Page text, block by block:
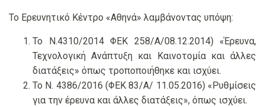
Το Ερευνητικό Κέντρο «Αθηνά» λαμβάνοντας υπόψη:
Το Ν.4310/2014 ΦΕΚ 258/Α/08.12.2014) «Έρευνα,
Τεχνολογική Ανάπτυξη και Καινοτομία και άλλες
διατάξεις» όπως τροποποιήθηκε και ισχύει.
Το Ν. 4386/2016 (ΦΕΚ 83/Α/ 11.05.2016) «Ρυθμίσεις
για την έρευνα και άλλες διατάξεις», όπως ισχύει.